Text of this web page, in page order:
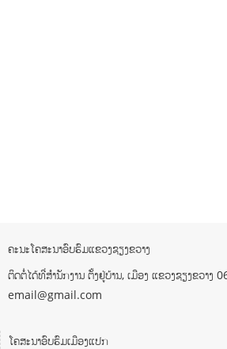
ຄະນະໂຄສະນາອົບຮົມແຂວງຊຽງຂວາງ
ຕິດຕໍ່ໄດ້ທີ່ສຳນັກງານ ຕັ້ງຢູ່ບ້ານ, ເມືອງ ແຂວງຊຽງຂວາງ
email@gmail.com
ໂຄສະນາອົບຮົມເມືອງແປກ